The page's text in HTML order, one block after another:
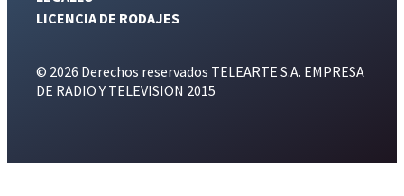
LICENCIA DE RODAJES
© 2026 Derechos reservados TELEARTE S.A. EMPRESA
DE RADIO Y TELEVISION 2015